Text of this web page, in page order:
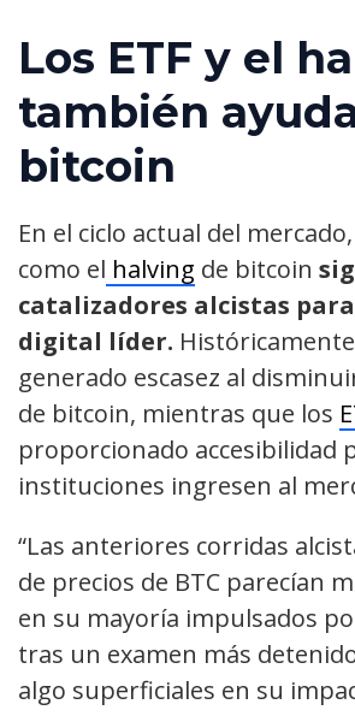
Los ETF y el
también
bitcoin
En el ciclo actual del
como el halving de bitcoin
catalizadores alcistas
digital líder.
generado escasez al
de bitcoin, mientras que los
proporcionado accesibilidad
instituciones ingresen al
“Las anteriores corridas
de precios de BTC parecían
en su mayoría impulsados
tras un examen más
algo superficiales en su